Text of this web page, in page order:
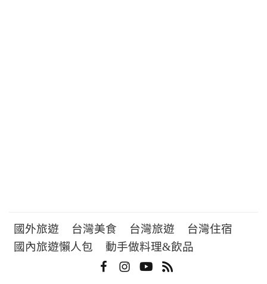
國外旅遊 台灣美食 台灣旅遊
台灣住宿
國內旅遊懶人包
動手做料理&飲品